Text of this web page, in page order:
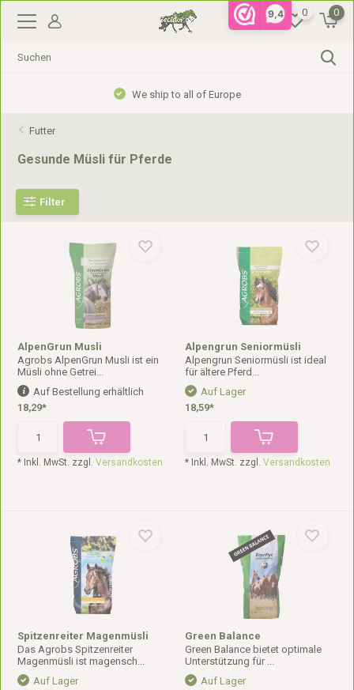
9,4 0 0
Gratis verzending vanaf €99,- in NL, €110,- in BE
Futter
Gesunde Müsli für Pferde
Filter
AlpenGrun Musli
Agrobs AlpenGrun Musli ist ein
Müsli ohne Getrei...
Auf Bestellung erhältlich
18,29*
* Inkl. MwSt. zzgl.Versandkosten
Alpengrun Seniormüsli
Alpengrun Seniormüsli ist ideal
für ältere Pferd...
Auf Lager
18,59*
* Inkl. MwSt. zzgl. Versandkosten
Spitzenreiter Magenmüsli
Das Agrobs Spitzenreiter
Magenmüsli ist magensch...
Auf Lager
Green Balance
Green Balance bietet optimale
Unterstützung für ...
Auf Lager